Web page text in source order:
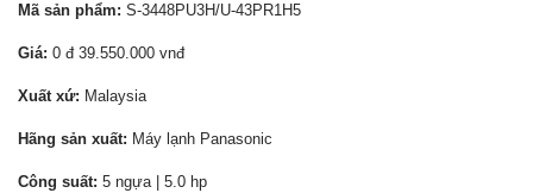
Mã sản phẩm: S-3448PU3H/U-43PR1H5
Giá: 0 đ 39.550.000 vnđ
Xuất xứ: Malaysia
Hãng sản xuất: Máy lạnh Panasonic
Công suất: 5 ngựa | 5.0 hp